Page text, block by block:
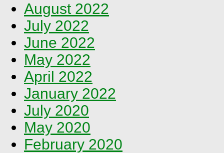
August 2022
July 2022
June 2022
May 2022
April 2022
January 2022
July 2020
May 2020
February 2020